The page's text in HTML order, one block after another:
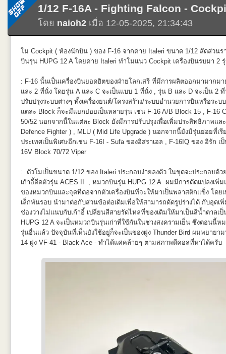
ในกล่องให้เป็น AIM-9L จากภาพประกอบเป็น AIM-9X เสียส่วนใหญ่ รายล
เกิดมิติความต่างของสีเดิมแบนๆและยังพ่นในส่วนของตัวรักษาสมดุลที่ท้า
GBU-12 ที่ให้มาในกล่องน่าจะดูดีที่สุดในชุดอาวุธที่ให้มา ผมเลือกติดเพีย
เรียบแต่โก้ Hi Fashion (ศัพท์ลูกชาย) จริงๆแล้วจากรูปอ้างอิง ชุดนี้ดูดีสุดใ
1/12 F-16A - Fighting Falcon -
โดย naioh2 เมื่อ 12-05-2025, 21:34:43
โม Cockpit ( ห้องนักบิน ) ของ F-16 จากค่าย Italeri ขนาด 1/12 สัดส่วน
บินรุ่น HUPG 12 A โดยค่าย Italeri ทำโมแนว Cockpit เครื่องบินรบมา 2
: F-16 นั้นเป็นเครื่องบินยอดฮิตของฝ่ายโลกเสรี ที่มีการผลิตออกมามาก
และ 2 ที่นั่ง โดยรุ่น A และ C จะเป็นแบบ 1 ที่นั่ง , รุ่น B และ D จะเป็น 2
ปรับปรุงระบบต่างๆ ทั้งเครื่องยนต์/โครงสร้าง/ระบบอำนวยการบินหรือระบ
แต่ละ Block ก็จะมีแยกย่อยเป็นหลายรุ่น เช่น F-16 A/B Block 15 , F-16
50/52 นอกจากนี้ในแต่ละ Block ยังมีการปรับปรุงเพื่อเพิ่มประสิทธิภาพแล
Defence Fighter ) , MLU ( Mid Life Upgrade ) นอกจากนี้ยังมีรุ่นย่อยที่เ
ประเทศเป็นพิเศษอีกเช่น F-16I - Sufa ของอิสราเอล , F-16IQ ของ อิรัก
16V Block 70/72 Viper
: ตัวโมเป็นขนาด 1/12 ของ Italeri ประกอบง่ายลงตัว ในชุดจะประกอบด้ว
เก้าอี้ดีดตัวรุ่น ACES II , หมวกบินรุ่น HUPG 12 A ผมมีการดัดแปลงเพิ่
ของหมวกบินและจุดที่ต่อจากตัวเครื่องบินที่จะให้มาเป็นพลาสติกแข็ง โดย
เล็กพันรอบ นำมาต่อกับส่วนข้อต่อเดิมเพื่อให้สามารถดัดรูปร่างได้ กับอุดเ
ช่องว่างไม่แนบกับเก้าอี้ เปลี่ยนสีสายรัดไหล่ที่ของเดิมให้มาเป็นสีน้ำตาล
HUPG 12 A จะเป็นหมวกบินรุ่นเก่าที่ใช้กันในช่วงสงครามเย็น ซึ่งตอนนี้
รุ่นอื่นแล้ว ปัจจุบันที่เห็นยังใช้อยู่ก็จะเป็นของฝูง Thunder Bird ผมพยาย
14 ฝูง VF-41 - Black Ace - ทำได้แค่คล้ายๆ ตามสภาพดีคอลที่หาได้ครับ